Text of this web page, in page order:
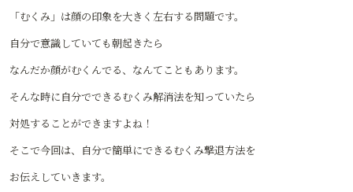
「むくみ」は顔の印象を大きく左右する問題です。
自分で意識していても朝起きたら
なんだか顔がむくんでる、なんてこともあります。
そんな時に自分でできるむくみ解消法を知っていたら
対処することができますよね！
そこで今回は、自分で簡単にできるむくみ撃退方法を
お伝えしていきます。